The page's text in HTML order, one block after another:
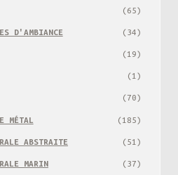
(65)
D'AMBIANCE (34)
(19)
(1)
(70)
MÉTAL (185)
ABSTRAITE (51)
MARIN (37)